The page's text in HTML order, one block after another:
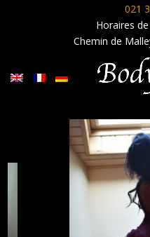
021
Horaires
Chemin de